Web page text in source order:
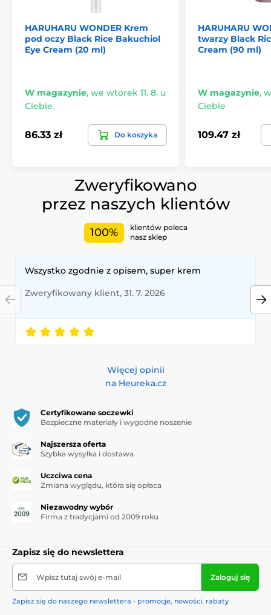
HARUHARU WONDER Krem
pod oczy Black Rice Bakuchiol
Eye Cream (20 ml)
W magazynie, we wtorek 11. 8. u
Ciebie
86.33 zł Do koszyka
HARUHARU
twarzy Black
Cream (90 ml)
W magazynie,
Ciebie
109.47 zł
Zweryfikowano
przez naszych klientów
100%
klientów poleca
nasz sklep
Wszystko zgodnie z opisem, super krem
Zweryfikowany klient, 31. 7. 2026
Więcej opinii
na Heureka.cz
Certyfikowane soczewki
Bezpieczne materiały i wygodne noszenie
Najszersza oferta
Szybka wysyłka i dostawa
Uczciwa cena
Zmiana wyglądu, która się opłaca
Niezawodny wybór
Firma z tradycjami od 2009 roku
Zapisz się do newslettera
Wpisz tutaj swój e-mail Zaloguj się
Zapisz się do naszego newslettera - promocje, nowości, rabaty